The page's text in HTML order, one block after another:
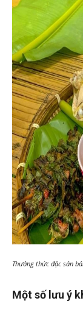
Thưởng thức đặc sản
Một số lưu ý